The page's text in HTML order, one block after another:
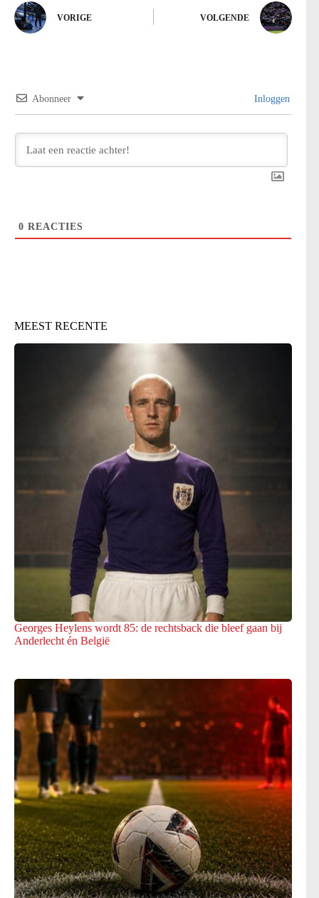
VORIGE VOLGENDE
Abonneer Inloggen
0 REACTIES
MEEST RECENTE
Georges Heylens wordt 85: de rechtsback die bleef gaan bij
Anderlecht én België